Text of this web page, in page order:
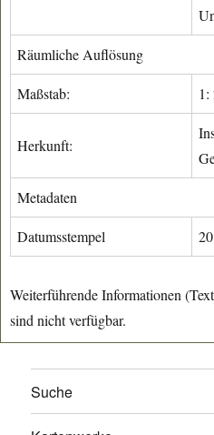
Räumliche Auflösung
Maßstab:
Herkunft:
Metadaten
Datumsstempel
Weiterführende Informationen
sind nicht verfügbar.
Suche